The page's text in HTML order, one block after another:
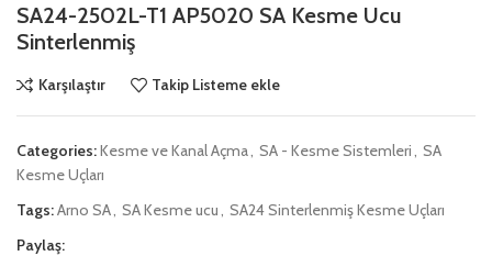
SA24-2502L-T1 AP5020 SA Kesme Ucu
Sinterlenmiş
Karşılaştır Takip Listeme ekle
Categories:Kesme ve Kanal Açma SA - Kesme Sistemleri
SA
Kesme Uçları
Tags:Arno SA SA Kesme ucu
SA24 Sinterlenmiş Kesme Uçları
Paylaş: